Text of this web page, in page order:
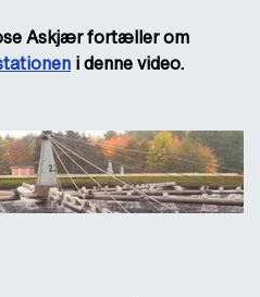
Askjær fortæller om
i denne video.